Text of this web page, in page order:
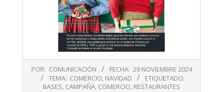
11-
POR: COMUNICACIÓN FECHA: 29 NOVIEMBRE 2024
TEMA: COMERCIO, NAVIDAD
ETIQUETADO:
BASES, CAMPAÑA, COMERCIO, RESTAURANTES